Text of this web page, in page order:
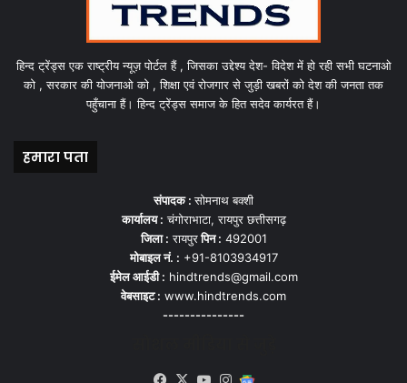
हिन्द ट्रेंड्स एक राष्ट्रीय न्यूज़ पोर्टल हैं , जिसका उद्देश्य देश- विदेश में हो रही सभी घटनाओ
को , सरकार की योजनाओ को , शिक्षा एवं रोजगार से जुड़ी खबरों को देश की जनता तक
पहुँचाना हैं। हिन्द ट्रेंड्स समाज के हित सदेव कार्यरत हैं।
हमारा पता
संपादक :सोमनाथ बक्शी
कार्यालय : चंगोराभाटा, रायपुर छत्तीसगढ़
जिला : रायपुरपिन : 492001
मोबाइल नं. : +91-8103934917
ईमेल आईडी : hindtrends@gmail.com
वेबसाइट : www.hindtrends.com
---------------
Facebook
X YouTubeInstagram